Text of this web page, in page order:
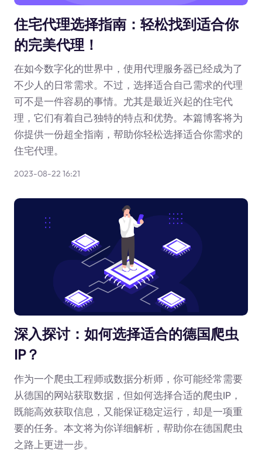
住宅代理选择指南：轻松找到适合你
的完美代理！
在如今数字化的世界中，使用代理服务器已经成为了
不少人的日常需求。不过，选择适合自己需求的代理
可不是一件容易的事情。尤其是最近兴起的住宅代
理，它们有着自己独特的特点和优势。本篇博客将为
你提供一份超全指南，帮助你轻松选择适合你需求的
住宅代理。
2023-08-22 16:21
深入探讨：如何选择适合的德国爬虫
IP？
作为一个爬虫工程师或数据分析师，你可能经常需要
从德国的网站获取数据，但如何选择合适的爬虫IP，
既能高效获取信息，又能保证稳定运行，却是一项重
要的任务。本文将为你详细解析，帮助你在德国爬虫
之路上更进一步。